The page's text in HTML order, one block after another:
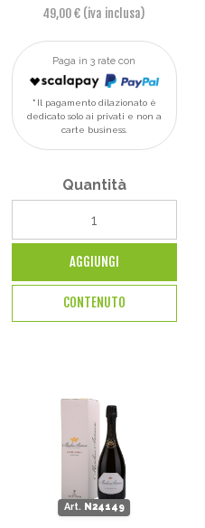
49,00 € (iva inclusa)
Paga in 3 rate con
Il pagamento dilazionato è
dedicato solo ai privati e non a
carte business.
Quantità
AGGIUNGI
CONTENUTO
Art. N24149